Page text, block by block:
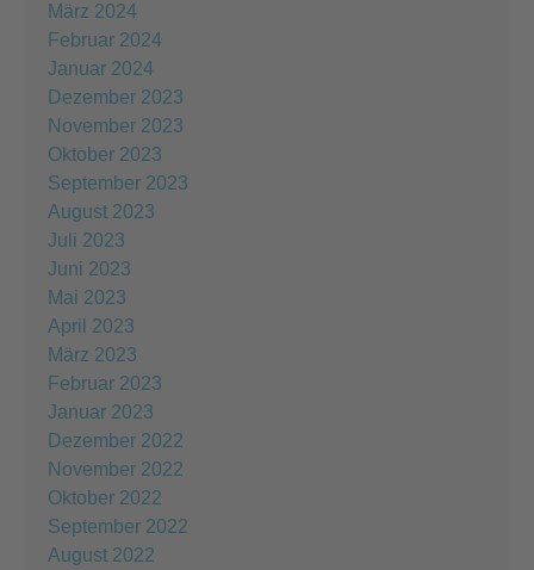
März 2024
Februar 2024
Januar 2024
Dezember 2023
November 2023
Oktober 2023
September 2023
August 2023
Juli 2023
Juni 2023
Mai 2023
April 2023
März 2023
Februar 2023
Januar 2023
Dezember 2022
November 2022
Oktober 2022
September 2022
August 2022